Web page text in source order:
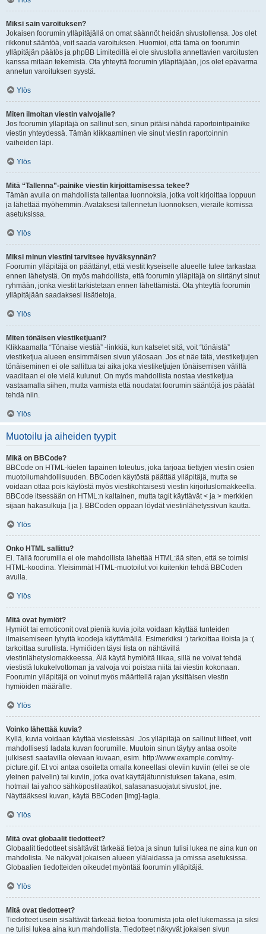
Miksi sain varoituksen?
Jokaisen foorumin ylläpitäjällä on omat säännöt heidän sivustollensa. Jos olet
rikkonut sääntöä, voit saada varoituksen. Huomioi, että tämä on foorumin
ylläpitäjän päätös ja phpBB Limitedillä ei ole sivustolla annettavien varoitusten
kanssa mitään tekemistä. Ota yhteyttä foorumin ylläpitäjään, jos olet epävarma
annetun varoituksen syystä.
Ylös
Miten ilmoitan viestin valvojalle?
Jos foorumin ylläpitäjä on sallinut sen, sinun pitäisi nähdä raportointipainike
viestin yhteydessä. Tämän klikkaaminen vie sinut viestin raportoinnin
vaiheiden läpi.
Ylös
Mitä “Tallenna”-painike viestin kirjoittamisessa tekee?
Tämän avulla on mahdollista tallentaa luonnoksia, jotka voit kirjoittaa loppuun
ja lähettää myöhemmin. Avataksesi tallennetun luonnoksen, vieraile komissa
asetuksissa.
Ylös
Miksi minun viestini tarvitsee hyväksynnän?
Foorumin ylläpitäjä on päättänyt, että viestit kyseiselle alueelle tulee tarkastaa
ennen lähetystä. On myös mahdollista, että foorumin ylläpitäjä on siirtänyt sinut
ryhmään, jonka viestit tarkistetaan ennen lähettämistä. Ota yhteyttä foorumin
ylläpitäjään saadaksesi lisätietoja.
Ylös
Miten tönäisen viestiketjuani?
Klikkaamalla “Tönaise viestiä” -linkkiä, kun katselet sitä, voit “tönäistä”
viestiketjua alueen ensimmäisen sivun yläosaan. Jos et näe tätä, viestiketjujen
tönäiseminen ei ole sallittua tai aika joka viestiketjujen tönäisemisen välillä
vaaditaan ei ole vielä kulunut. On myös mahdollista nostaa viestiketjua
vastaamalla siihen, mutta varmista että noudatat foorumin sääntöjä jos päätät
tehdä niin.
Ylös
Muotoilu ja aiheiden tyypit
Mikä on BBCode?
BBCode on HTML-kielen tapainen toteutus, joka tarjoaa tiettyjen viestin osien
muotoilumahdollisuuden. BBCoden käytöstä päättää ylläpitäjä, mutta se
voidaan ottaa pois käytöstä myös viestikohtaisesti viestin kirjoituslomakkeella.
BBCode itsessään on HTML:n kaltainen, mutta tagit käyttävät < ja > merkkien
sijaan hakasulkuja [ ja ]. BBCoden oppaan löydät viestinlähetyssivun kautta.
Ylös
Onko HTML sallittu?
Ei. Tällä foorumilla ei ole mahdollista lähettää HTML:ää siten, että se toimisi
HTML-koodina. Yleisimmät HTML-muotoilut voi kuitenkin tehdä BBCoden
avulla.
Ylös
Mitä ovat hymiöt?
Hymiöt tai emoticonit ovat pieniä kuvia joita voidaan käyttää tunteiden
ilmaisemiseen lyhyitä koodeja käyttämällä. Esimerkiksi :) tarkoittaa iloista ja :(
tarkoittaa surullista. Hymiöiden täysi lista on nähtävillä
viestinlähetyslomakkeessa. Älä käytä hymiöitä liikaa, sillä ne voivat tehdä
viestistä lukukelvottoman ja valvoja voi poistaa niitä tai viestin kokonaan.
Foorumin ylläpitäjä on voinut myös määritellä rajan yksittäisen viestin
hymiöiden määrälle.
Ylös
Voinko lähettää kuvia?
Kyllä, kuvia voidaan käyttää viesteissäsi. Jos ylläpitäjä on sallinut liitteet, voit
mahdollisesti ladata kuvan foorumille. Muutoin sinun täytyy antaa osoite
julkisesti saatavilla olevaan kuvaan, esim. http://www.example.com/my-
picture.gif. Et voi antaa osoitetta omalla koneellasi oleviin kuviin (ellei se ole
yleinen palvelin) tai kuviin, jotka ovat käyttäjätunnistuksen takana, esim.
hotmail tai yahoo sähköpostilaatikot, salasanasuojatut sivustot, jne.
Näyttääksesi kuvan, käytä BBCoden [img]-tagia.
Ylös
Mitä ovat globaalit tiedotteet?
Globaalit tiedotteet sisältävät tärkeää tietoa ja sinun tulisi lukea ne aina kun on
mahdolista. Ne näkyvät jokaisen alueen ylälaidassa ja omissa asetuksissa.
Globaalien tiedotteiden oikeudet myöntää foorumin ylläpitäjä.
Ylös
Mitä ovat tiedotteet?
Tiedotteet usein sisältävät tärkeää tietoa foorumista jota olet lukemassa ja siksi
ne tulisi lukea aina kun mahdollista. Tiedotteet näkyvät jokaisen sivun